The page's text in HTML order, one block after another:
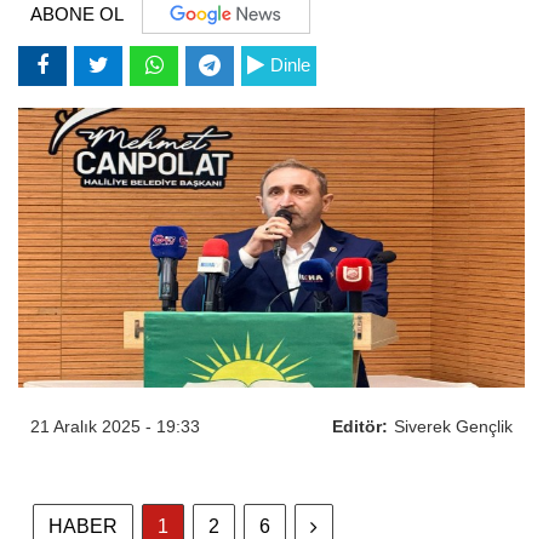
ABONE OL
Dinle
Editör: Siverek Gençlik
21 Aralık 2025 - 19:33
HABER 1 2 6